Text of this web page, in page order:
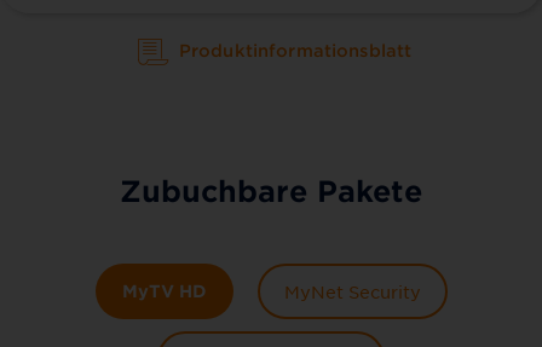
Produktinformationsblatt
Zubuchbare Pakete
MyTV HD MyNet Security